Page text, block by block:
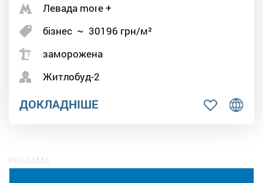
Левада more +
бізнес ~ 30196 грн/м²
заморожена
Житлобуд-2
ДОКЛАДНІШЕ